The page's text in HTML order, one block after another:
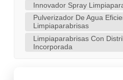
Innovador Spray
Pulverizador De Agua
Limpiaparabrisas
Limpiaparabrisas Con
Incorporada